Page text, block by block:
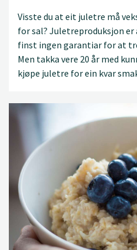
Visste du at eit juletre må
for sal? Juletreproduksjon er
finst ingen garantiar for at
Men takka vere 20 år med
kjøpe juletre for ein kvar